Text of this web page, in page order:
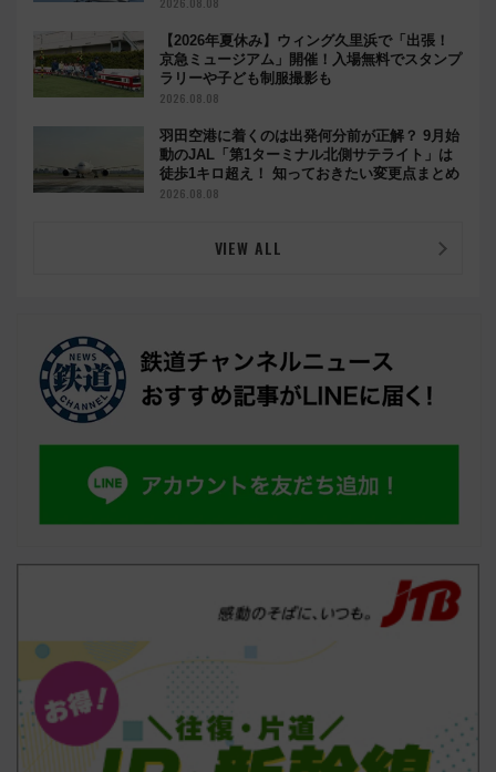
【2026年夏休み】ウィング久里浜で「出張！
京急ミュージアム」開催！入場無料でスタンプ
ラリーや子ども制服撮影も
2026.08.08
羽田空港に着くのは出発何分前が正解？ 9月始
動のJAL「第1ターミナル北側サテライト」は
徒歩1キロ超え！ 知っておきたい変更点まとめ
2026.08.08
VIEW ALL